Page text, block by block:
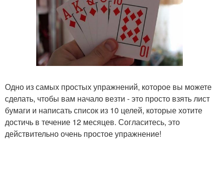
Одно из самых простых упражнений, которое вы можете
сделать, чтобы вам начало везти - это просто взять лист
бумаги и написать список из 10 целей, которые хотите
достичь в течение 12 месяцев. Согласитесь, это
действительно очень простое упражнение!